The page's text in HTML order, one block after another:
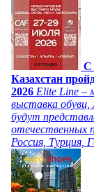
C
Казахстан
2026 Elite Line –
выставка обуви,
будут
отечественных
Россия, Турция,